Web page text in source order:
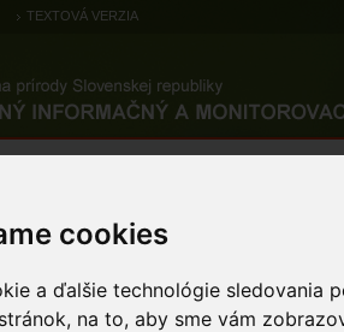
cookies
a ďalšie technológie sledovania
na to, aby sme vám
TEXTOVÁ VERZIA
dáta